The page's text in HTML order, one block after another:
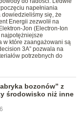
napełniania
się, że
Energii zezwolił na
Jon (Electron-Ion
w które zaangażowani są
3A” pozwala na
potrzebnych do
bozonów” z
środowisko niż inne